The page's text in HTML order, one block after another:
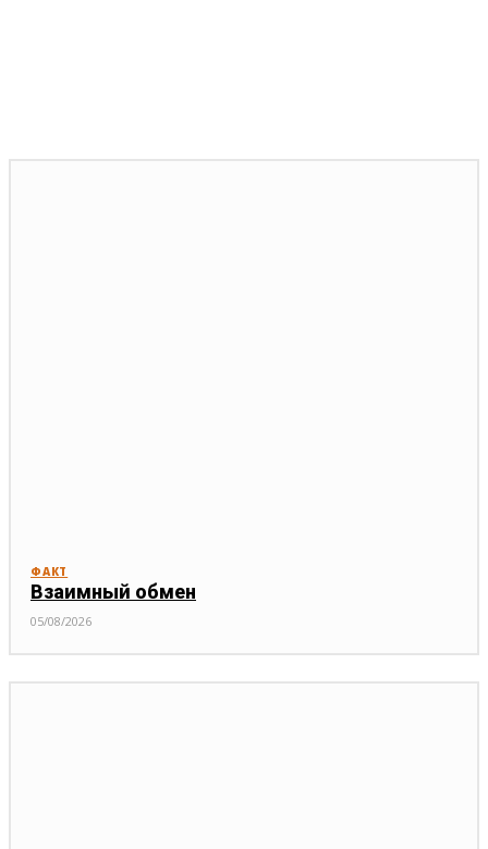
ФАКТ
Взаимный обмен
05/08/2026